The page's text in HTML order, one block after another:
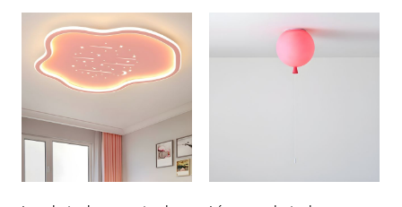
residencial moderno -
Rosa 110 A 120 V